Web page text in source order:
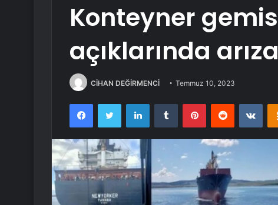
Konteyner
açıklarında
CİHAN DEĞİRMENCİ Temmuz 10, 2023
FacebookTwitter LinkedInTumblr PinterestReddit